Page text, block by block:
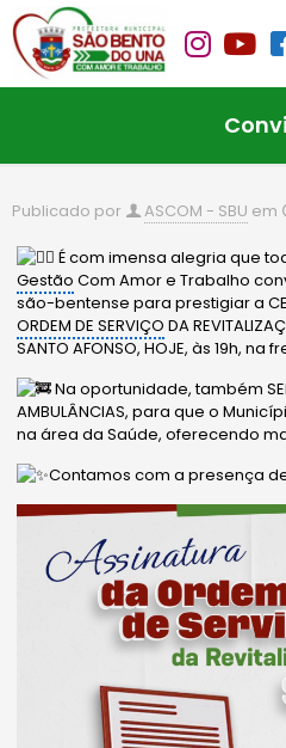
Publicado por ASCOM - SBU em
É com imensa alegria que
Gestão Com Amor e Trabalho
são-bentense para prestigiar a
ORDEM DE SERVIÇO DA
SANTO AFONSO, HOJE, às 19h, na
Na oportunidade, também
AMBULÂNCIAS, para que o
na área da Saúde, oferecendo
Contamos com a presença